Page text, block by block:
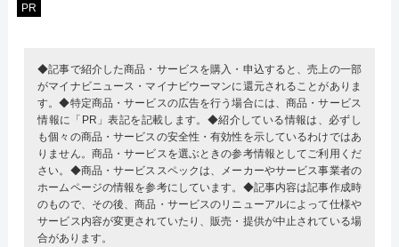
PR
◆記事で紹介した商品・サービスを購入・申込すると、売上の一部
がマイナビニュース・マイナビウーマンに還元されることがありま
す。◆特定商品・サービスの広告を行う場合には、商品・サービス
情報に「PR」表記を記載します。◆紹介している情報は、必ずし
も個々の商品・サービスの安全性・有効性を示しているわけではあ
りません。商品・サービスを選ぶときの参考情報としてご利用くだ
さい。◆商品・サービススペックは、メーカーやサービス事業者の
ホームページの情報を参考にしています。◆記事内容は記事作成時
のもので、その後、商品・サービスのリニューアルによって仕様や
サービス内容が変更されていたり、販売・提供が中止されている場
合があります。